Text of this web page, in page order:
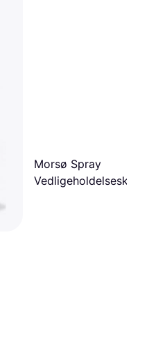
Morsø Spray
Vedligeholdelseskit